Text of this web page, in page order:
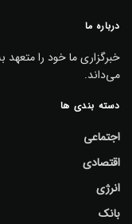
درباره ما
خبرگزاری ما خود را متعهد
می‌داند.
دسته بندی ها
اجتماعی
اقتصادی
انرژی
بانک